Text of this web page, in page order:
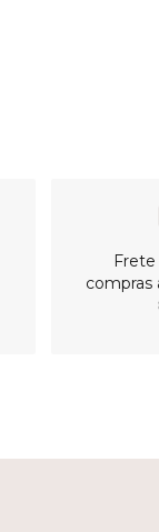
compras